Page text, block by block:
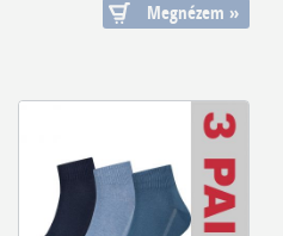
Megnézem »